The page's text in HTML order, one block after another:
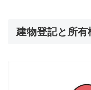
建物登記と所有